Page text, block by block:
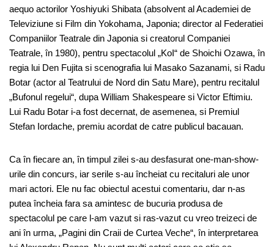
aequo actorilor Yoshiyuki Shibata (absolvent al Academiei de
Televiziune si Film din Yokohama, Japonia; director al Federatiei
Companiilor Teatrale din Japonia si creatorul Companiei
Teatrale, în 1980), pentru spectacolul „KoI“ de Shoichi Ozawa, în
regia lui Den Fujita si scenografia lui Masako Sazanami, si Radu
Botar (actor al Teatrului de Nord din Satu Mare), pentru recitalul
„Bufonul regelui“, dupa William Shakespeare si Victor Eftimiu.
Lui Radu Botar i-a fost decernat, de asemenea, si Premiul
Stefan Iordache, premiu acordat de catre publicul bacauan.
Ca în fiecare an, în timpul zilei s-au desfasurat one-man-show-
urile din concurs, iar serile s-au încheiat cu recitaluri ale unor
mari actori. Ele nu fac obiectul acestui comentariu, dar n-as
putea încheia fara sa amintesc de bucuria produsa de
spectacolul pe care l-am vazut si ras-vazut cu vreo treizeci de
ani în urma, „Pagini din Craii de Curtea Veche“, în interpretarea